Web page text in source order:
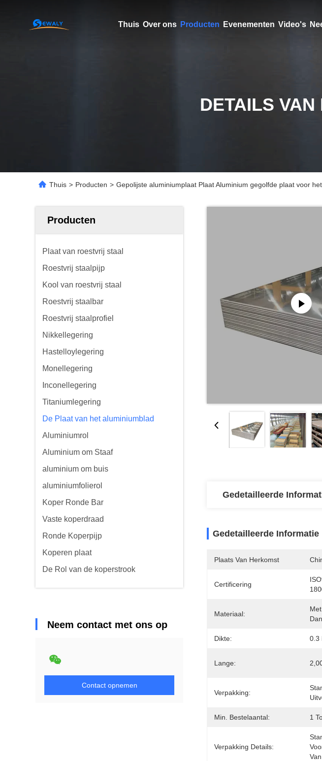
Thuis Over ons Producten Evenementen Video's
DETAILS VAN
Thuis > Producten > Gepolijste aluminiumplaat Plaat Aluminium gegolfde plaat voor
Producten
Plaat van roestvrij staal
Roestvrij staalpijp
Kool van roestvrij staal
Roestvrij staalbar
Roestvrij staalprofiel
Nikkellegering
Hastelloylegering
Monellegering
Inconellegering
Titaniumlegering
De Plaat van het aluminiumblad
Aluminiumrol
Aluminium om Staaf
aluminium om buis
aluminiumfolierol
Koper Ronde Bar
Vaste koperdraad
Ronde Koperpijp
Koperen plaat
De Rol van de koperstrook
Neem contact met ons op
Contact opnemen
Gedetailleerde
Gedetailleerde Informatie
Plaats Van Herkomst
Certificering
Materiaal:
Dikte: 0.3
Lange:
Verpakking:
Min. Bestelaantal: 1
Verpakking Details: